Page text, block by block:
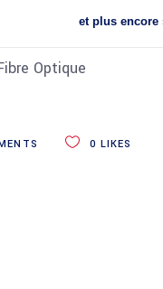
et plus encore
Optique
0 LIKES